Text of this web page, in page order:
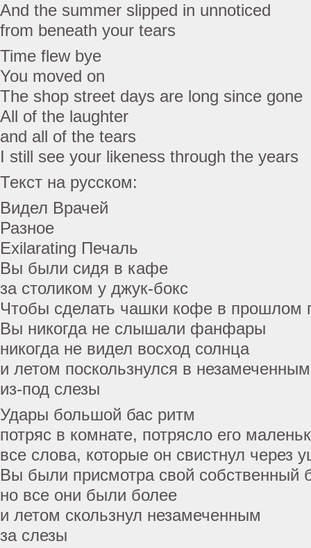
And the summer slipped in unnoticed
from beneath your tears
Time flew bye
You moved on
The shop street days are long since gone
All of the laughter
and all of the tears
I still see your likeness through the years
Текст на русском:
Видел Врачей
Разное
Exilarating Печаль
Вы были сидя в кафе
за столиком у джук-бокс
Чтобы сделать чашки кофе в прошлом
Вы никогда не слышали фанфары
никогда не видел восход солнца
и летом поскользнулся в незамеченным
из-под слезы
Удары большой бас ритм
потряс в комнате, потрясло его
все слова, которые он свистнул через
Вы были присмотра свой собственный
но все они были более
и летом скользнул незамеченным
за слезы